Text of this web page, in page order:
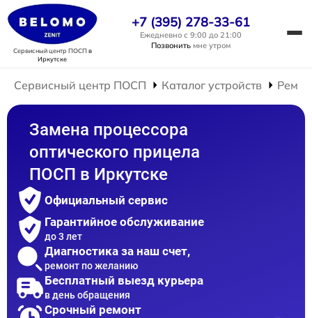
Сервисный центр ПОСПв
Иркутске
+7 (395) 278-33-61
Ежедневно с 9:00 до 21:00
Позвонить мне утром
Сервисный центр ПОСП Каталог устройств
Замена процессора
оптического прицела
ПОСП в Иркутске
Официальный сервис
Гарантийное обслуживание
до 3 лет
Диагностика за наш счет,
ремонт по желанию
Бесплатный выезд курьера
в день обращения
Срочный ремонт